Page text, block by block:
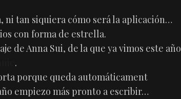
ni tan siquiera cómo será la aplicación…
con forma de estrella.
de Anna Sui, de la que ya vimos este año
.
porque queda automáticament
empiezo más pronto a escribir…